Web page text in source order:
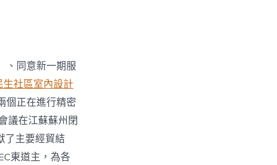
、同意新一期服
生社區室內設計
個正在進行精密
議在江蘇蘇州閉
了主要經貿結
東道主，為各